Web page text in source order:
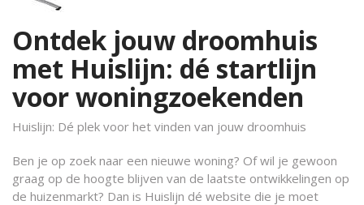
Ontdek jouw droomhuis
met Huislijn: dé startlijn
voor woningzoekenden
Huislijn: Dé plek voor het vinden van jouw droomhuis
Ben je op zoek naar een nieuwe woning? Of wil je gewoon
graag op de hoogte blijven van de laatste ontwikkelingen op
de huizenmarkt? Dan is Huislijn dé website die je moet